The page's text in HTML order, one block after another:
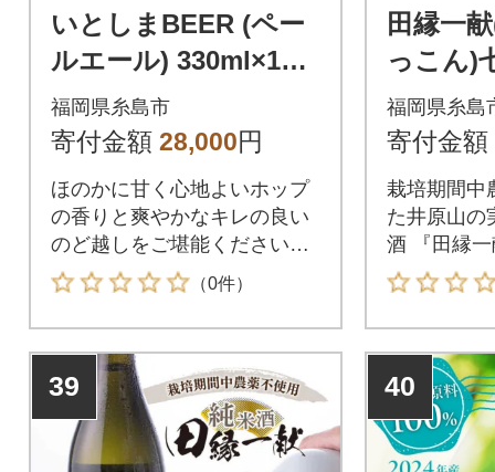
いとしまBEER (ペー
ルエール) 330ml×10
本 糸島市 蔵屋[AUA03
7]
福岡県糸島市
寄付金額 28,000円
ほのかに甘く心地よいホップ
の香りと爽やかなキレの良い
のど越しをご堪能ください。
人気商品「いとしまBEER(ヴ
ァイツェン)」に続き、「いと
しまBEER(ペールエール)」が
登場しました!糸島産のビール
大麦を主原料に仕込んだ、い
としまBEERペールエール。
（0件）
田縁一
っこん)
福岡県糸島
寄付金額
栽培期間中
た井原山の
酒 『田縁
井原山の麓
田の風景。
い、黄金色
彩る畦。し
手の高齢化
れた休耕
た。
39 40